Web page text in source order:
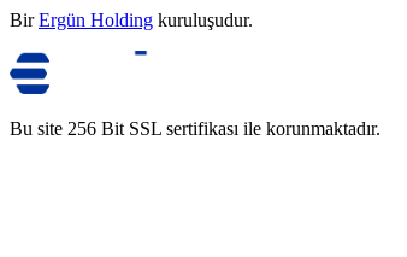
Bir Ergün Holding kuruluşudur.
Bu site 256 Bit SSL sertifikası ile korunmaktadır.